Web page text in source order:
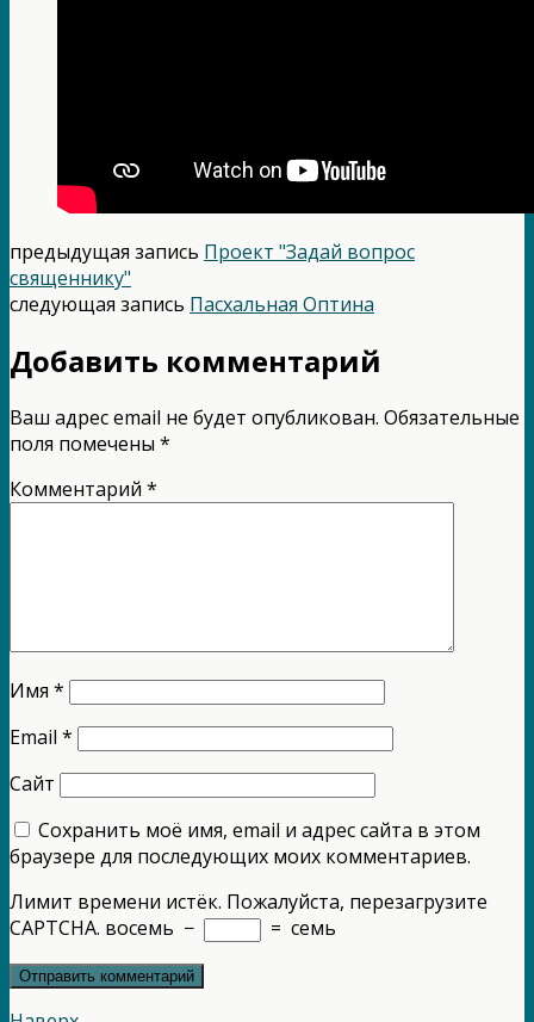
предыдущая запись Проект "Задай вопрос
священнику"
следующая запись Пасхальная Оптина
Добавить комментарий
Ваш адрес email не будет опубликован. Обязательные
поля помечены *
Комментарий *
Имя *
Email *
Сайт
Сохранить моё имя, email и адрес сайта в этом
браузере для последующих моих комментариев.
Лимит времени истёк. Пожалуйста, перезагрузите
CAPTCHA. восемь − = семь